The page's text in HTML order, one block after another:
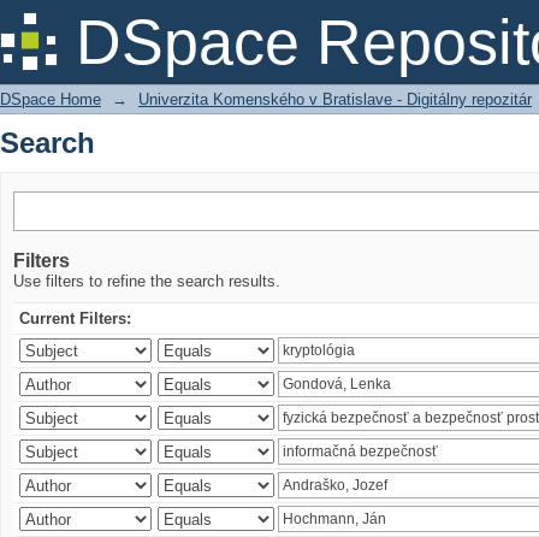
DSpace
Search
DSpace Home → Univerzita Komenského v Bratislave - Digitálny repozitár
Search
Filters
Use filters to refine the search results.
Current Filters: